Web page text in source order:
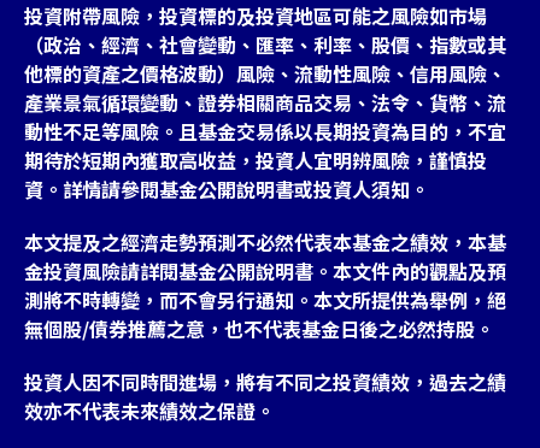
投資附帶風險，投資標的及投資地區可能之風險如市場
（政治、經濟、社會變動、匯率、利率、股價、指數或其
他標的資產之價格波動）風險、流動性風險、信用風險、
產業景氣循環變動、證券相關商品交易、法令、貨幣、流
動性不足等風險。且基金交易係以長期投資為目的，不宜
期待於短期內獲取高收益，投資人宜明辨風險，謹慎投
資。詳情請參閱基金公開說明書或投資人須知。
本文提及之經濟走勢預測不必然代表本基金之績效，本基
金投資風險請詳閱基金公開說明書。本文件內的觀點及預
測將不時轉變，而不會另行通知。本文所提供為舉例，絕
無個股/債券推薦之意，也不代表基金日後之必然持股。
投資人因不同時間進場，將有不同之投資績效，過去之績
效亦不代表未來績效之保證。